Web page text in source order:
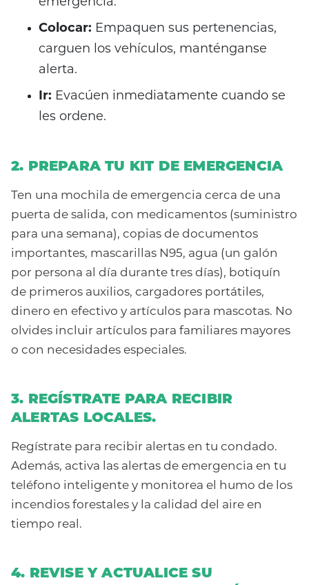
emergencia.
Colocar: Empaquen sus pertenencias,
carguen los vehículos, manténganse
alerta.
Ir: Evacúen inmediatamente cuando se
les ordene.
2. PREPARA TU KIT DE EMERGENCIA
Ten una mochila de emergencia cerca de una
puerta de salida, con medicamentos (suministro
para una semana), copias de documentos
importantes, mascarillas N95, agua (un galón
por persona al día durante tres días), botiquín
de primeros auxilios, cargadores portátiles,
dinero en efectivo y artículos para mascotas. No
olvides incluir artículos para familiares mayores
o con necesidades especiales.
3. REGÍSTRATE PARA RECIBIR
ALERTAS LOCALES.
Regístrate para recibir alertas en tu condado.
Además, activa las alertas de emergencia en tu
teléfono inteligente y monitorea el humo de los
incendios forestales y la calidad del aire en
tiempo real.
4. REVISE Y ACTUALICE SU